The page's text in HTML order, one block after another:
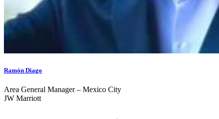
Ramón Diago
Area General Manager – Mexico City
JW Marriott